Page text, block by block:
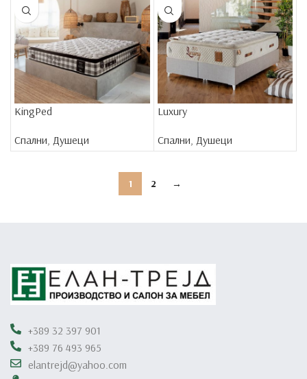
KingPed
Спални Душеци
Luxury
Спални Душеци
1 2 →
+389 32 397 901
+389 76 493 965
elantrejd@yahoo.com